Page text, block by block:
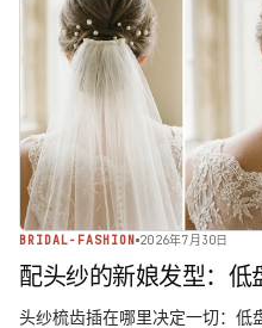
BRIDAL-FASHION 2026年7月30日
配头纱的新娘发型：低
头纱梳齿插在哪里决定一切：低